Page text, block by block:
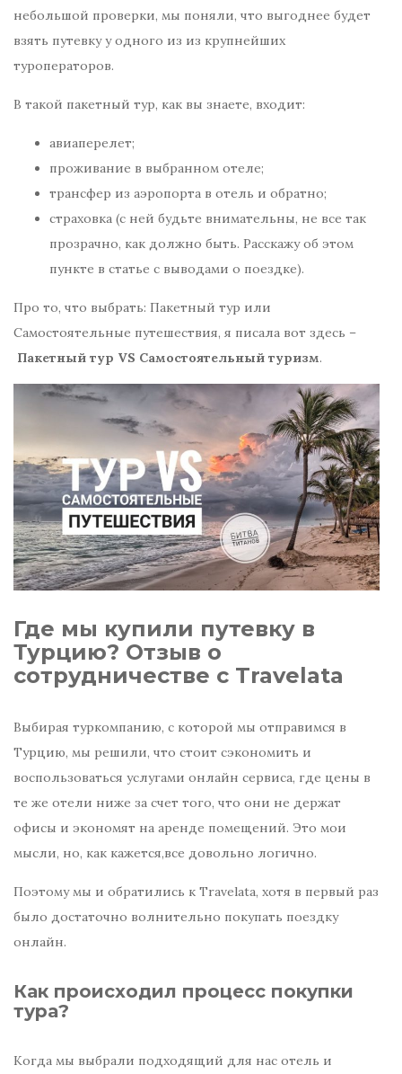
небольшой проверки, мы поняли, что выгоднее будет
взять путевку у одного из из крупнейших
туроператоров.
В такой пакетный тур, как вы знаете, входит:
авиаперелет;
проживание в выбранном отеле;
трансфер из аэропорта в отель и обратно;
страховка (с ней будьте внимательны, не все так
прозрачно, как должно быть. Расскажу об этом
пункте в статье с выводами о поездке).
Про то, что выбрать: Пакетный тур или
Самостоятельные путешествия, я писала вот здесь –
Пакетный тур VS Самостоятельный туризм.
Где мы купили путевку в
Турцию? Отзыв о
сотрудничестве с Travelata
Выбирая туркомпанию, с которой мы отправимся в
Турцию, мы решили, что стоит сэкономить и
воспользоваться услугами онлайн сервиса, где цены в
те же отели ниже за счет того, что они не держат
офисы и экономят на аренде помещений. Это мои
мысли, но, как кажется,все довольно логично.
Поэтому мы и обратились к Travelata, хотя в первый раз
было достаточно волнительно покупать поездку
онлайн.
Как происходил процесс покупки
тура?
Когда мы выбрали подходящий для нас отель и